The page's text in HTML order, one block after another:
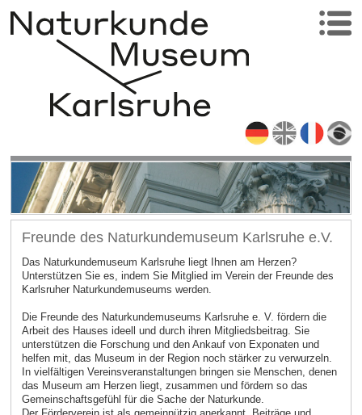
Freunde des Naturkundemuseum Karlsruhe e.V.
Das Naturkundemuseum Karlsruhe liegt Ihnen am Herzen?
Unterstützen Sie es, indem Sie Mitglied im Verein der Freunde des
Karlsruher Naturkundemuseums werden.
Die Freunde des Naturkundemuseums Karlsruhe e. V. fördern die
Arbeit des Hauses ideell und durch ihren Mitgliedsbeitrag. Sie
unterstützen die Forschung und den Ankauf von Exponaten und
helfen mit, das Museum in der Region noch stärker zu verwurzeln.
In vielfältigen Vereinsveranstaltungen bringen sie Menschen, denen
das Museum am Herzen liegt, zusammen und fördern so das
Gemeinschaftsgefühl für die Sache der Naturkunde.